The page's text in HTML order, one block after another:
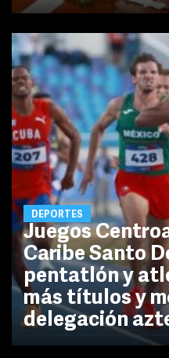
DEPORTES
Juegos
Caribe Santo
pentatlón y
más títulos y
delegación